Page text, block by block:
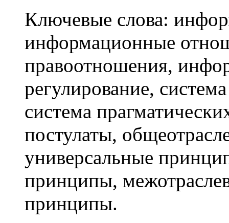
Ключевые слова:
информационные
правоотношения,
регулирование,
система
постулаты,
универсальные
принципы,
принципы.